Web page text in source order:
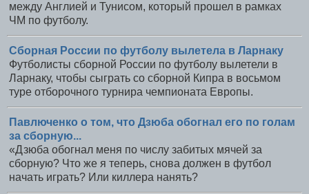
между Англией и Тунисом, который прошел в рамках
ЧМ по футболу.
Сборная России по футболу вылетела в Ларнаку
Футболисты сборной России по футболу вылетели в
Ларнаку, чтобы сыграть со сборной Кипра в восьмом
туре отборочного турнира чемпионата Европы.
Павлюченко о том, что Дзюба обогнал его по голам
за сборную...
«Дзюба обогнал меня по числу забитых мячей за
сборную? Что же я теперь, снова должен в футбол
начать играть? Или киллера нанять?